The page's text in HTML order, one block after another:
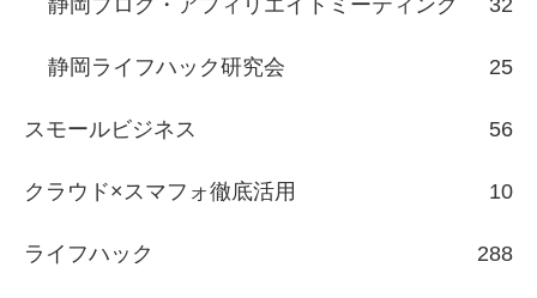
静岡ライフハック研究会 25
スモールビジネス 56
クラウド×スマフォ徹底活用 10
ライフハック 288